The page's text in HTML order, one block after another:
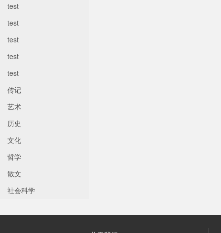
test
test
test
test
test
传记
艺术
历史
文化
哲学
散文
社会科学